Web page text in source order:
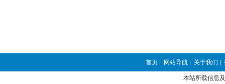
首页 | 网站导航 | 关于我们 |
本站所载信息